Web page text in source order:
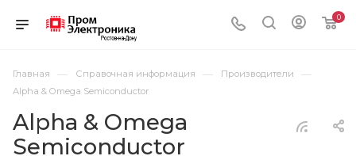
0
Главная — Справочная информация — Производители —
Alpha & Omega Semiconductor
Alpha & Omega
Semiconductor